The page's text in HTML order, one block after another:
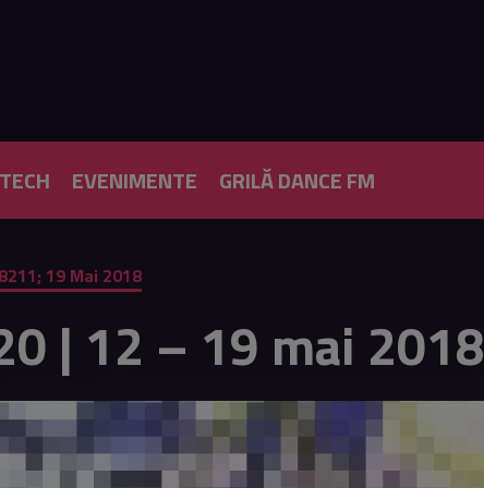
TECH EVENIMENTE GRILĂ DANCE FM
19 Mai 2018
| 12 – 19 mai 2018